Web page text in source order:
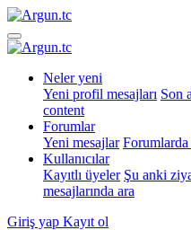
Neler yeni
Yeni profil mesajları Son
content
Forumlar
Yeni mesajlar Forumlarda
Kullanıcılar
Kayıtlı üyeler Şu anki
mesajlarında ara
Giriş yap Kayıt ol